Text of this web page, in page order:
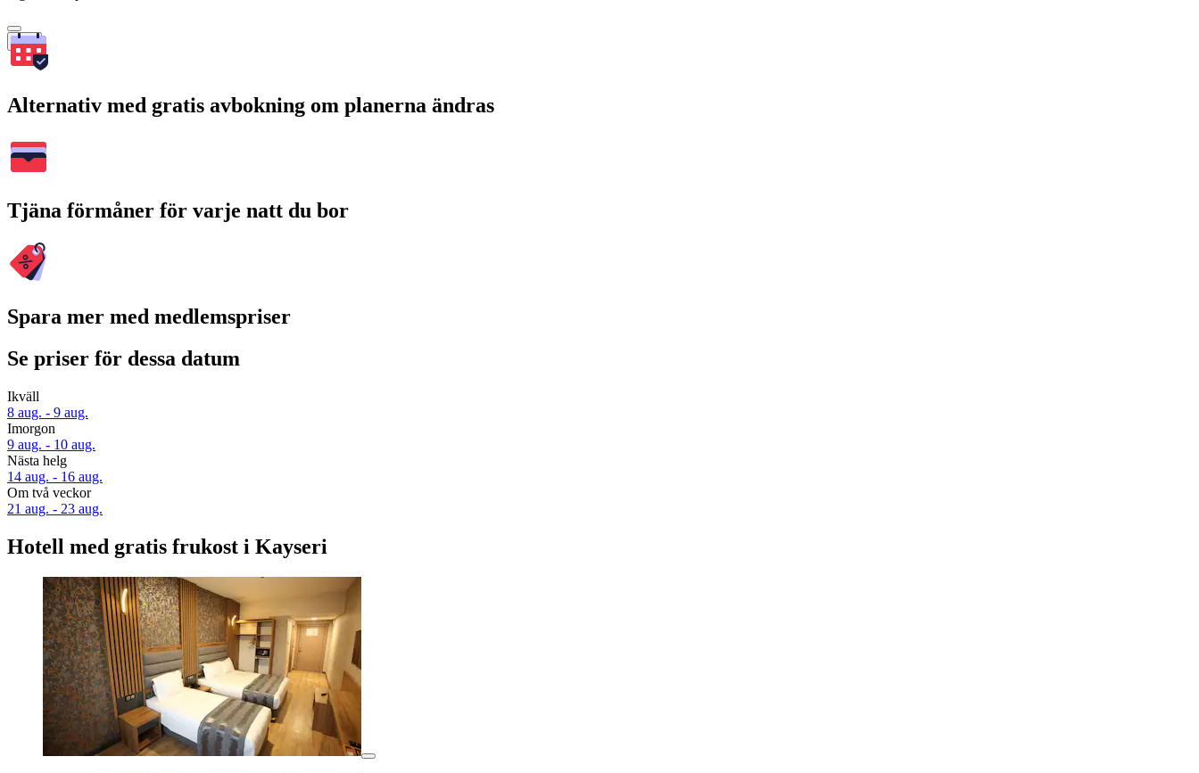
Sök
Alternativ med gratis avbokning om planerna ändras
Tjäna förmåner för varje natt du bor
Spara mer med medlemspriser
Se priser för dessa datum
Ikväll
8 aug. - 9 aug.
Imorgon
9 aug. - 10 aug.
Nästa helg
14 aug. - 16 aug.
Om två veckor
21 aug. - 23 aug.
Hotell med gratis frukost i Kayseri